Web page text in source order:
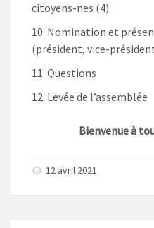
citoyens-nes (4)
Nomination et
(président, vice-
Questions
Levée de l’assemblée
Bienvenue à
12 avril 2021